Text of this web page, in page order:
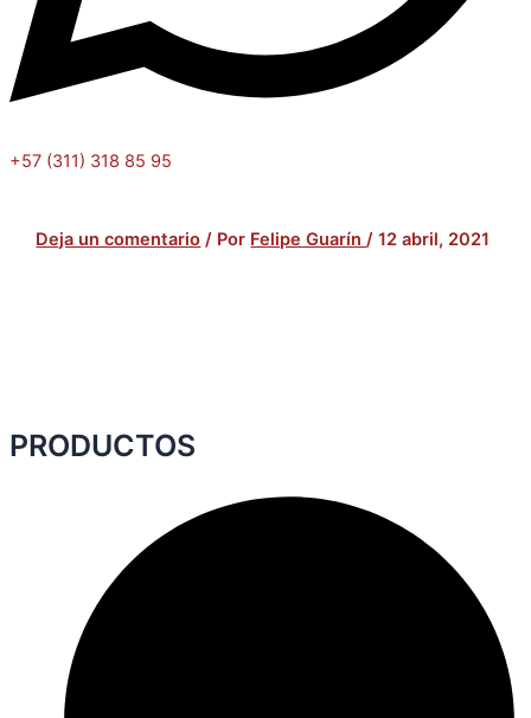
+57 (311) 318 85 95
Deja un comentario / Por Felipe Guarín/12 abril, 2021
PRODUCTOS